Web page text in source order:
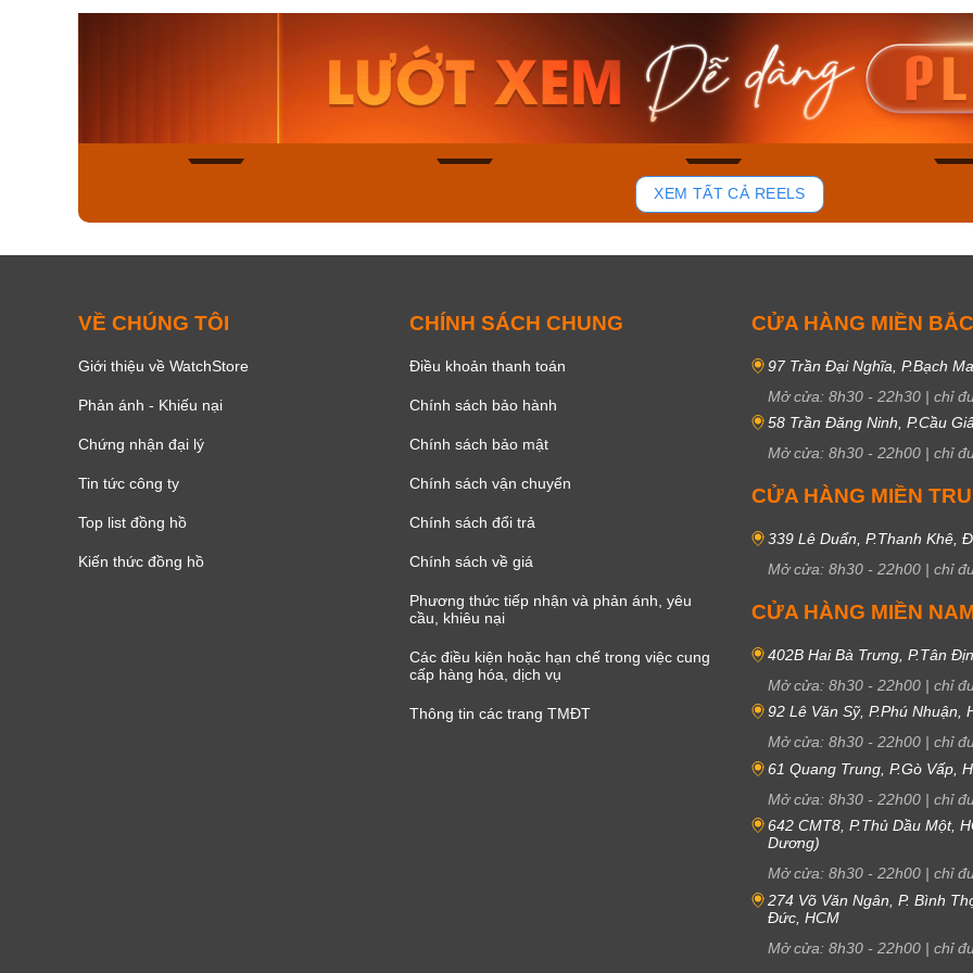
Casio Nam MTS-
115D-1AVDF
2.823.000₫
2.399.550₫
Mua ngay
48
Casio Nam MTS-
RS100L-1AVDF
4.276.000₫
3.634.600₫
Casio
230EL-
Mua
XEM TẤT CẢ REELS
VỀ CHÚNG TÔI
Giới thiệu về WatchStore
Phản ánh - Khiếu nại
Chứng nhận đại lý
Tin tức công ty
Top list đồng hồ
Kiến thức đồng hồ
CHÍNH SÁCH CHUNG
Điều khoản thanh toán
Chính sách bảo hành
Chính sách bảo mật
Chính sách vận chuyển
Chính sách đổi trả
Chính sách về giá
Phương thức tiếp nhận và phản ánh, yêu
cầu, khiêu nại
Các điều kiện hoặc hạn chế trong việc cung
cấp hàng hóa, dịch vụ
Thông tin các trang TMĐT
CỬA HÀNG MIỀN BẮC
97 Trần Đại Nghĩa, P.Bạch
Mở cửa: 8h30 - 22h30 | chỉ
58 Trần Đăng Ninh, P.Cầu
Mở cửa: 8h30 - 22h00 | chỉ
CỬA HÀNG MIỀN
339 Lê Duẩn, P.Thanh Khê,
Mở cửa: 8h30 - 22h00 | chỉ
CỬA HÀNG MIỀN
402B Hai Bà Trưng, P.Tân
Mở cửa: 8h30 - 22h00 | chỉ
92 Lê Văn Sỹ, P.Phú Nhuận,
Mở cửa: 8h30 - 22h00 | chỉ
61 Quang Trung, P.Gò Vấp,
Mở cửa: 8h30 - 22h00 | chỉ
642 CMT8, P.Thủ Dầu Một,
Dương)
Mở cửa: 8h30 - 22h00 | chỉ
274 Võ Văn Ngân, P. Bình
Đức, HCM
Mở cửa: 8h30 - 22h00 | chỉ